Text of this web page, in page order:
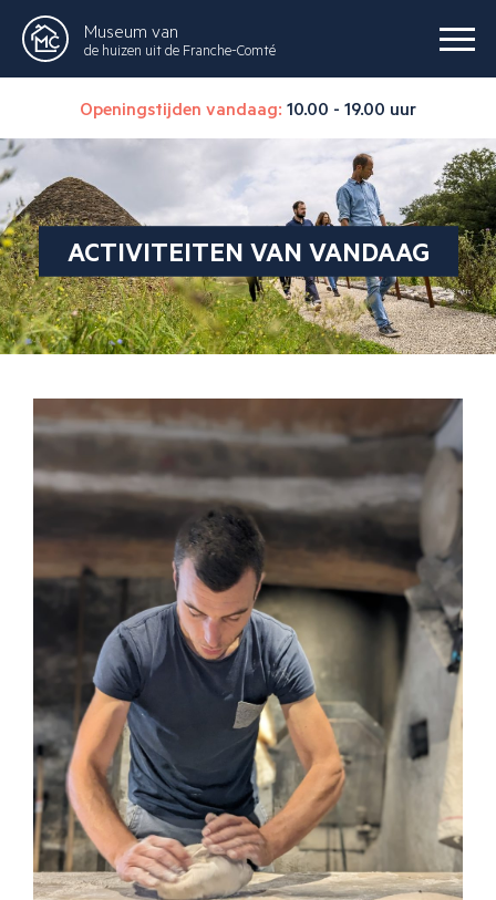
Museum van
de huizen uit de Franche-Comté
Openingstijden vandaag: 10.00 - 19.00 uur
ACTIVITEITEN VAN VANDAAG